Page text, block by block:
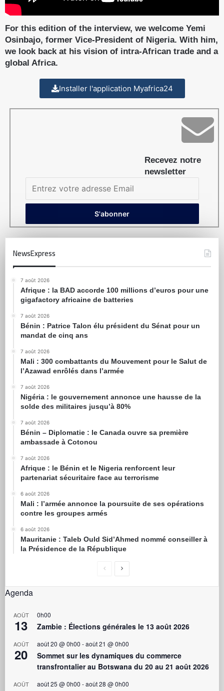
For this edition of the interview, we welcome Yemi
Osinbajo, former Vice-President of Nigeria. With him,
we look back at his vision of intra-African trade and a
global Africa.
Installer l'application Myafrica24
Recevez notre
newsletter
NewsExpress
7 août 2026
Afrique : la BAD accorde 100 millions d’euros pour une
gigafactory africaine de batteries
7 août 2026
Bénin : Patrice Talon élu président du Sénat pour un
mandat de cinq ans
7 août 2026
Mali : 300 combattants du Mouvement pour le Salut de
l’Azawad enrôlés dans l’armée
7 août 2026
Nigéria : le gouvernement annonce une hausse de la
solde des militaires jusqu’à 80%
7 août 2026
Bénin – Diplomatie : le Canada ouvre sa première
ambassade à Cotonou
7 août 2026
Afrique : le Bénin et le Nigeria renforcent leur
partenariat sécuritaire face au terrorisme
6 août 2026
Mali : l’armée annonce la poursuite de ses opérations
contre les groupes armés
6 août 2026
Mauritanie : Taleb Ould Sid’Ahmed nommé conseiller à
la Présidence de la République
Agenda
AOÛT
13
0h00
Zambie : Élections générales le 13 août 2026
AOÛT
20
août 20 @ 0h00 -août 21 @ 0h00
Sommet sur les dynamiques du commerce
transfrontalier au Botswana du 20 au 21 août 2026
AOÛT août 25 @ 0h00 -août 28 @ 0h00